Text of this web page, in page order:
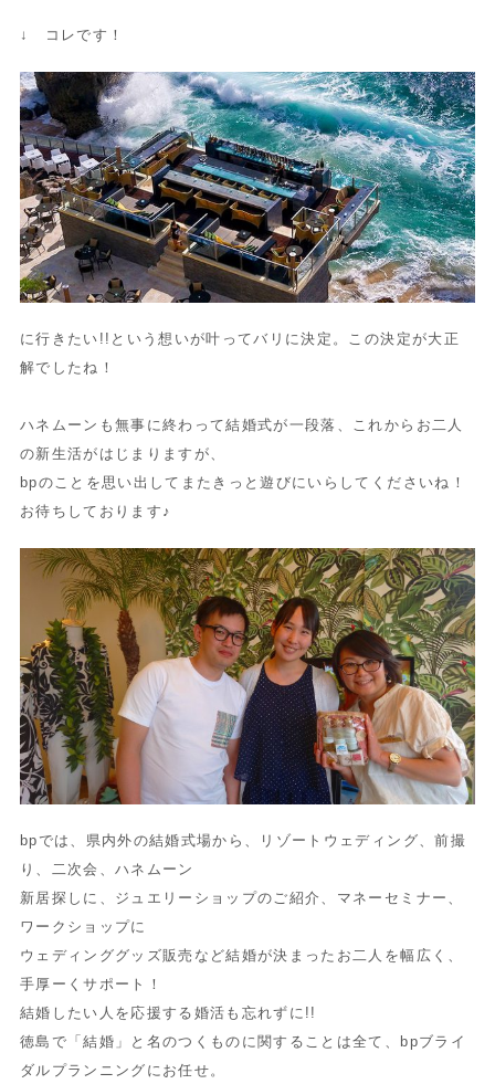
↓ コレです！
に行きたい!!という想いが叶ってバリに決定。この決定が大正
解でしたね！
ハネムーンも無事に終わって結婚式が一段落、これからお二人
の新生活がはじまりますが、
bpのことを思い出してまたきっと遊びにいらしてくださいね！
お待ちしております♪
bpでは、県内外の結婚式場から、リゾートウェディング、前撮
り、二次会、ハネムーン
新居探しに、ジュエリーショップのご紹介、マネーセミナー、
ワークショップに
ウェディンググッズ販売など結婚が決まったお二人を幅広く、
手厚ーくサポート！
結婚したい人を応援する婚活も忘れずに!!
徳島で「結婚」と名のつくものに関することは全て、bpブライ
ダルプランニングにお任せ。